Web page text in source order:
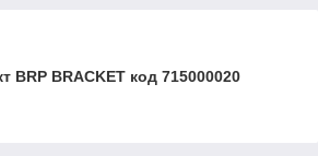
BRP BRACKET код 715000020